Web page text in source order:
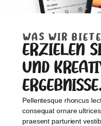
WAS WIR
ERZIELEN
UND
Pellentesque rhoncus
consequat ornare
praesent parturient